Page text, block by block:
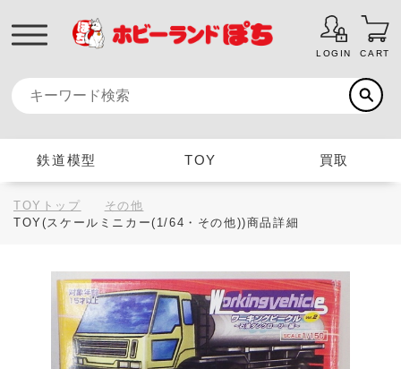
LOGIN CART
鉄道模型 TOY 買取
TOYトップ
その他
TOY(スケールミニカー(1/64・その他))商品詳細